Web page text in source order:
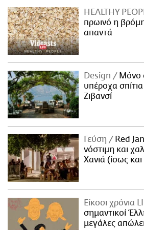
LIFO SHOP
NEWSLETTER
ΜΙΚΡΟΠΡΑΓΜΑΤΑ
THE GOOD LIFO
LIFOLAND
CITY GUIDE
ΑΜΠΑ
PRINT
Plus HEALTHY
πρωινό η
απαντά
Design
Μόνο
υπέροχα
Ζιβανσί
Γεύση
Red
νόστιμη και
Χανιά (ίσως
Είκοσι χρόνια
σημαντικοί
μεγάλες